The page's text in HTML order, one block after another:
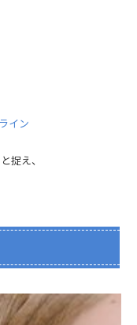
イン
捉え、